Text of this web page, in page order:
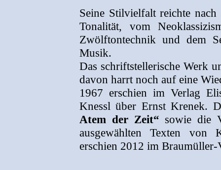
Seine Stilvielfalt reichte
Tonalität, vom
Zwölftontechnik und dem
Musik.
Das schriftstellerische Werk
davon harrt noch auf eine
1967 erschien im Verlag
Knessl über Ernst Krenek.
Atem der Zeit“ sowie die
ausgewählten Texten von
erschien 2012 im Braumüller-